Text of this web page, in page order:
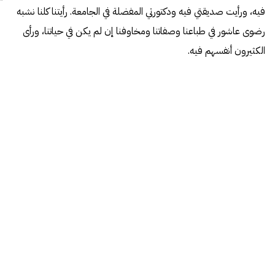
فيه، ورأيت صديقتي فيه ودكتورتي المفضلة في الجامعة. رأيتنا كلنا نشبه
رضوى عاشور في طباعنا وصفاتنا ومخاوفنا إن لم يكن في حياتنا، ورأى
الكثيرون أنفسهم فيه.